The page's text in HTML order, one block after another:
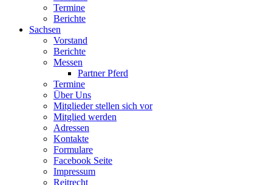
Termine
Berichte
Sachsen
Vorstand
Berichte
Messen
Partner Pferd
Termine
Über Uns
Mitglieder stellen sich vor
Mitglied werden
Adressen
Kontakte
Formulare
Facebook Seite
Impressum
Reitrecht